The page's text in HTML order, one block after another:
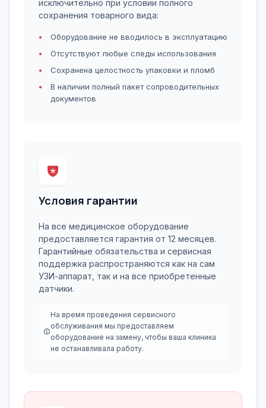
исключительно при условии полного
сохранения товарного вида:
Оборудование не вводилось в эксплуатацию
Отсутствуют любые следы использования
Сохранена целостность упаковки и пломб
В наличии полный пакет сопроводительных
документов
Условия гарантии
На все медицинское оборудование
предоставляется гарантия от 12 месяцев.
Гарантийные обязательства и сервисная
поддержка распространяются как на сам
УЗИ-аппарат, так и на все приобретенные
датчики.
На время проведения сервисного
обслуживания мы предоставляем
оборудование на замену, чтобы ваша клиника
не останавливала работу.